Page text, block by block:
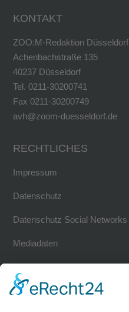
KONTAKT
ZOO:M-Redaktion Düsseldorf
Achenbachstraße 135
40237 Düsseldorf
Tel. 0211-30200741
Fax 0211-30200749
avh@zoom-duesseldorf.de
RECHTLICHES
Impressum
Datenschutz
Datenschutz Social Networks
Mediadaten
FOLLOW US